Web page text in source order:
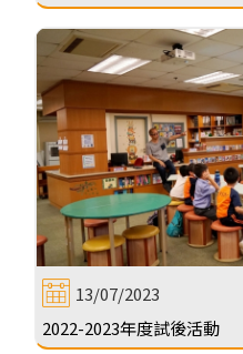
13/07/2023
2022-2023年度試後活動